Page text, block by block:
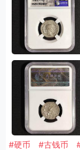
#硬币 #古钱币